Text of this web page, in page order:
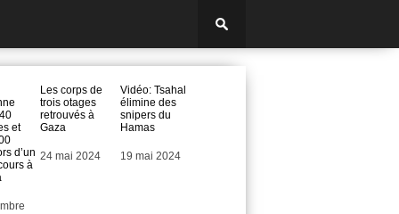
et
d’un
à
Les corps de
trois otages
retrouvés à
Gaza
Date
24 mai 2024
Vidéo: Tsahal
élimine des
snipers du
Hamas
Date
19 mai 2024